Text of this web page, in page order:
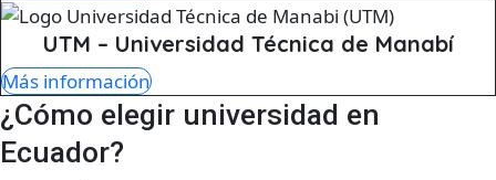
UTM – Universidad Técnica de Manabí
Más información
¿Cómo elegir universidad en
Ecuador?